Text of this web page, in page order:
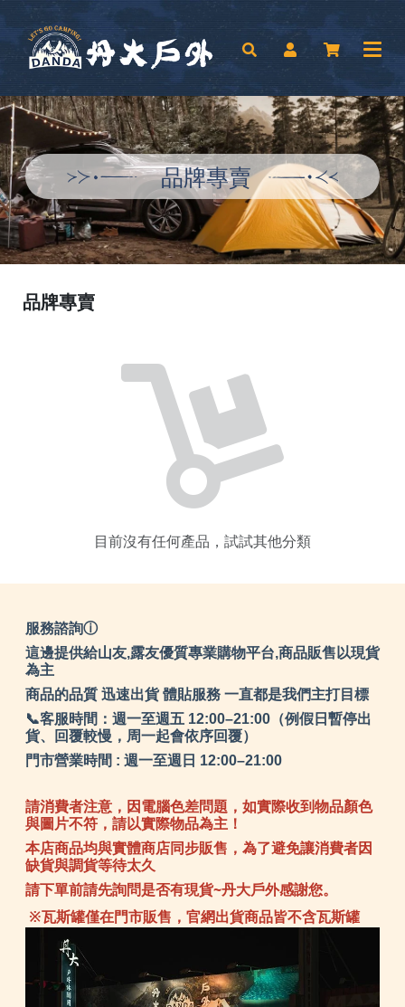
品牌專賣
目前沒有任何產品，試試其他分類
品牌專賣
服務諮詢ⓘ
這邊提供給山友,露友優質專業購物平台,商品販售以現貨
為主
商品的品質 迅速出貨 體貼服務 一直都是我們主打目標
📞客服時間：週一至週五 12:00–21:00（例假日暫停出
貨、回覆較慢，周一起會依序回覆）
門市營業時間 : 週一至週日 12:00–21:00
請消費者注意，因電腦色差問題，如實際收到物品顏色
與圖片不符，請以實際物品為主！
本店商品均與實體商店同步販售，為了避免讓消費者因
缺貨與調貨等待太久
請下單前請先詢問是否有現貨~丹大戶外感謝您。
※瓦斯罐僅在門市販售，官網出貨商品皆不含瓦斯罐